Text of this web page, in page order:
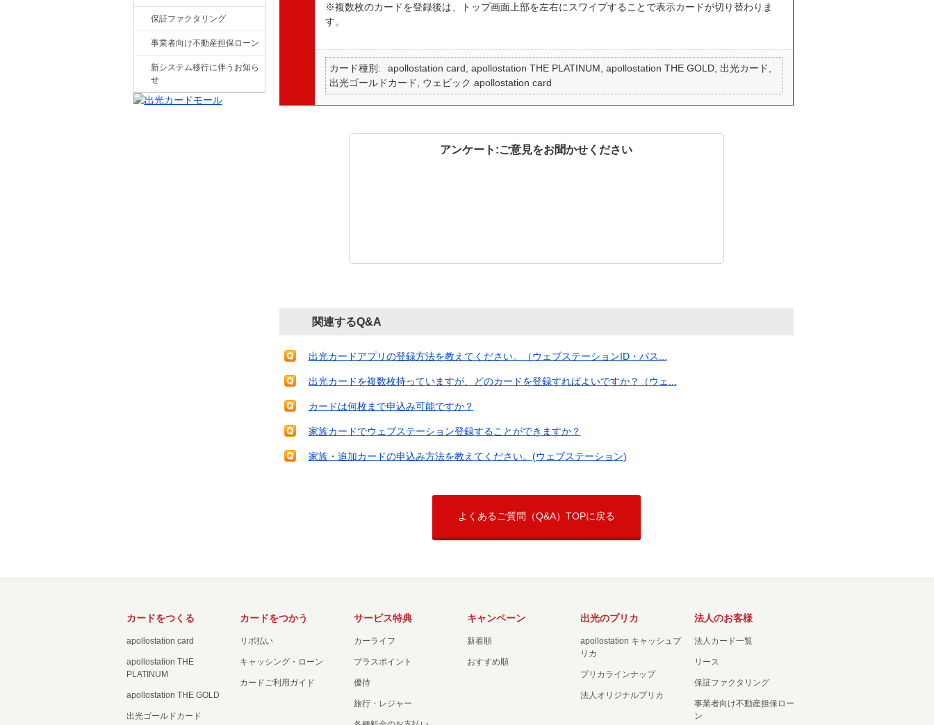
保証ファクタリング
事業者向け不動産担保ローン
新システム移行に伴うお知ら
せ
※複数枚のカードを登録後は、トップ画面上部を左右にスワイプすることで表示カードが切り替わりま
す。
カード種別
apollostation card, apollostation THE PLATINUM, apollostation THE GOLD, 出光カード,
出光ゴールドカード, ウェビック apollostation card
アンケート:ご意見をお聞かせください
関連するQ&A
出光カードアプリの登録方法を教えてください。（ウェブステーションID・パス...
出光カードを複数枚持っていますが、どのカードを登録すればよいですか？（ウェ...
カードは何枚まで申込み可能ですか？
家族カードでウェブステーション登録することができますか？
家族・追加カードの申込み方法を教えてください。(ウェブステーション)
よくあるご質問（Q&A）TOPに戻る
カードをつくる
apollostation card
apollostation THE
PLATINUM
apollostation THE GOLD
出光ゴールドカード
カードをつかう
リボ払い
キャッシング・ローン
カードご利用ガイド
サービス特典
カーライフ
プラスポイント
優待
旅行・レジャー
キャンペーン
新着順
おすすめ順
出光のプリカ
apollostation キャッシュプ
リカ
プリカラインナップ
法人オリジナルプリカ
法人のお客様
法人カード一覧
リース
保証ファクタリング
事業者向け不動産担保ロー
ン